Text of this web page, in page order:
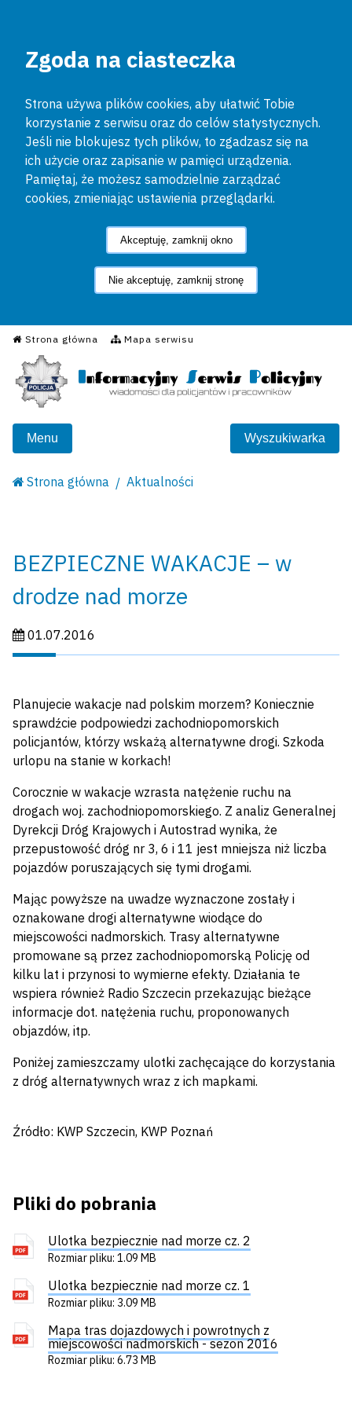
Zgoda na ciasteczka
Strona używa plików cookies, aby ułatwić Tobie
korzystanie z serwisu oraz do celów statystycznych.
Jeśli nie blokujesz tych plików, to zgadzasz się na
ich użycie oraz zapisanie w pamięci urządzenia.
Pamiętaj, że możesz samodzielnie zarządzać
cookies, zmieniając ustawienia przeglądarki.
Akceptuję, zamknij okno
Nie akceptuję, zamknij stronę
Strona główna Mapa serwisu
Informacyjny Serwis
Menu Wyszukiwarka
Strona główna Aktualności
BEZPIECZNE WAKACJE – w
drodze nad morze
Data publikacji:
01.07.2016
Planujecie wakacje nad polskim morzem? Koniecznie
sprawdźcie podpowiedzi zachodniopomorskich
policjantów, którzy wskażą alternatywne drogi. Szkoda
urlopu na stanie w korkach!
Corocznie w wakacje wzrasta natężenie ruchu na
drogach woj. zachodniopomorskiego. Z analiz Generalnej
Dyrekcji Dróg Krajowych i Autostrad wynika, że
przepustowość dróg nr 3, 6 i 11 jest mniejsza niż liczba
pojazdów poruszających się tymi drogami.
Mając powyższe na uwadze wyznaczone zostały i
oznakowane drogi alternatywne wiodące do
miejscowości nadmorskich. Trasy alternatywne
promowane są przez zachodniopomorską Policję od
kilku lat i przynosi to wymierne efekty. Działania te
wspiera również Radio Szczecin przekazując bieżące
informacje dot. natężenia ruchu, proponowanych
objazdów, itp.
Poniżej zamieszczamy ulotki zachęcające do korzystania
z dróg alternatywnych wraz z ich mapkami.
Źródło: KWP Szczecin, KWP Poznań
Pliki do pobrania
Ulotka bezpiecznie nad morze cz. 2
Rozmiar pliku: 1.09 MB
Ulotka bezpiecznie nad morze cz. 1
Rozmiar pliku: 3.09 MB
Mapa tras dojazdowych i powrotnych z
miejscowości nadmorskich - sezon 2016
Rozmiar pliku: 6.73 MB